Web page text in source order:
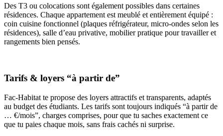
Des T3 ou colocations sont également possibles dans certaines
résidences. Chaque appartement est meublé et entièrement équipé :
coin cuisine fonctionnel (plaques réfrigérateur, micro-ondes selon les
résidences), salle d’eau privative, mobilier pratique pour travailler et
rangements bien pensés.
Tarifs & loyers “à partir de”
Fac-Habitat te propose des loyers attractifs et transparents, adaptés
au budget des étudiants. Les tarifs sont toujours indiqués “à partir de
… €/mois”, charges comprises, pour que tu saches exactement ce
que tu paies chaque mois, sans frais cachés ni surprise.